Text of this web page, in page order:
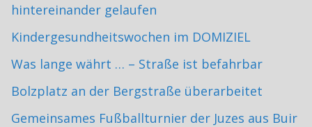
hintereinander gelaufen
Kindergesundheitswochen im DOMIZIEL
Was lange währt … – Straße ist befahrbar
Bolzplatz an der Bergstraße überarbeitet
Gemeinsames Fußballturnier der Juzes aus Buir